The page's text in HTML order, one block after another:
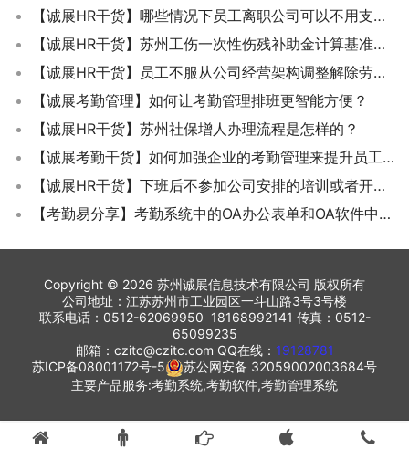
【诚展HR干货】哪些情况下员工离职公司可以不用支付经济赔偿？
【诚展HR干货】苏州工伤一次性伤残补助金计算基准是怎样的？
【诚展HR干货】员工不服从公司经营架构调整解除劳动合同是否需要经济赔偿？
【诚展考勤管理】如何让考勤管理排班更智能方便？
【诚展HR干货】苏州社保增人办理流程是怎样的？
【诚展考勤干货】如何加强企业的考勤管理来提升员工的劳动效能？
【诚展HR干货】下班后不参加公司安排的培训或者开会就扣奖金,能算加班工资吗？
【考勤易分享】考勤系统中的OA办公表单和OA软件中的办公表单有什么不同？
Copyright © 2026 苏州诚展信息技术有限公司 版权所有
公司地址：江苏苏州市工业园区一斗山路3号3号楼
联系电话：0512-62069950 18168992141 传真：0512-
65099235
邮箱：czitc@czitc.com QQ在线： 19128781
苏ICP备08001172号-5
苏公网安备 32059002003684号
主要产品服务:考勤系统,考勤软件,考勤管理系统